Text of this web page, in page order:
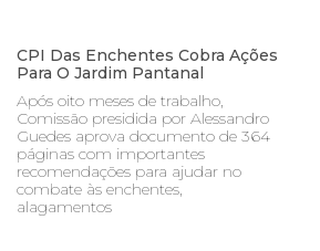
CPI Das Enchentes Cobra Ações
Para O Jardim Pantanal
Após oito meses de trabalho,
Comissão presidida por Alessandro
Guedes aprova documento de 364
páginas com importantes
recomendações para ajudar no
combate às enchentes,
alagamentos